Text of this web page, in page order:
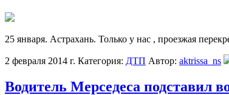
25 января. Астрахань. Только у нас , проезжая
2 февраля 2014 г. Категория: ДТП Автор: aktrissa_ns
Водитель Мерседеса подставил